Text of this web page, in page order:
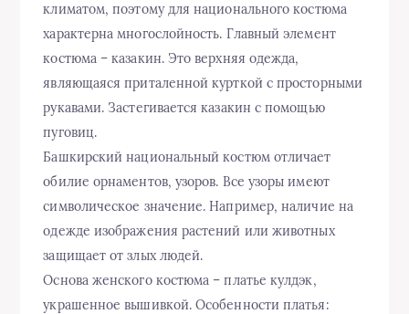
климатом, поэтому для национального костюма
характерна многослойность. Главный элемент
костюма – казакин. Это верхняя одежда,
являющаяся приталенной курткой с просторными
рукавами. Застегивается казакин с помощью
пуговиц.
Башкирский национальный костюм отличает
обилие орнаментов, узоров. Все узоры имеют
символическое значение. Например, наличие на
одежде изображения растений или животных
защищает от злых людей.
Основа женского костюма – платье кулдэк,
украшенное вышивкой. Особенности платья: